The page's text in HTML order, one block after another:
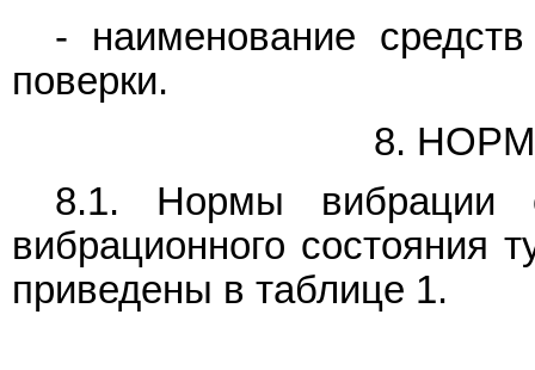
- наименование
поверки.
8.
8.1. Нормы вибрации
вибрационного состояния
приведены в таблице 1.